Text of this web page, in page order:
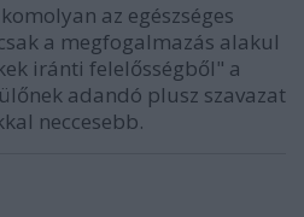
az egészséges
a megfogalmazás alakul
iránti felelősségből" a
adandó plusz szavazat
neccesebb.